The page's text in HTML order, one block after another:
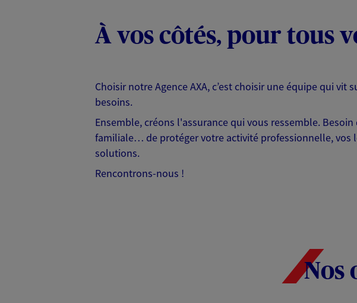
À vos côtés, pour tous
Choisir notre Agence AXA, c’est choisir une équipe qui
besoins.
Ensemble, créons l'assurance qui vous ressemble.
familiale… de protéger votre activité professionnelle, vos
solutions.
Rencontrons-nous !
Nos